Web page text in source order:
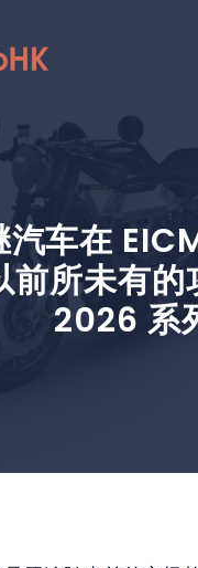
汽车在
前所未有的
2026 系